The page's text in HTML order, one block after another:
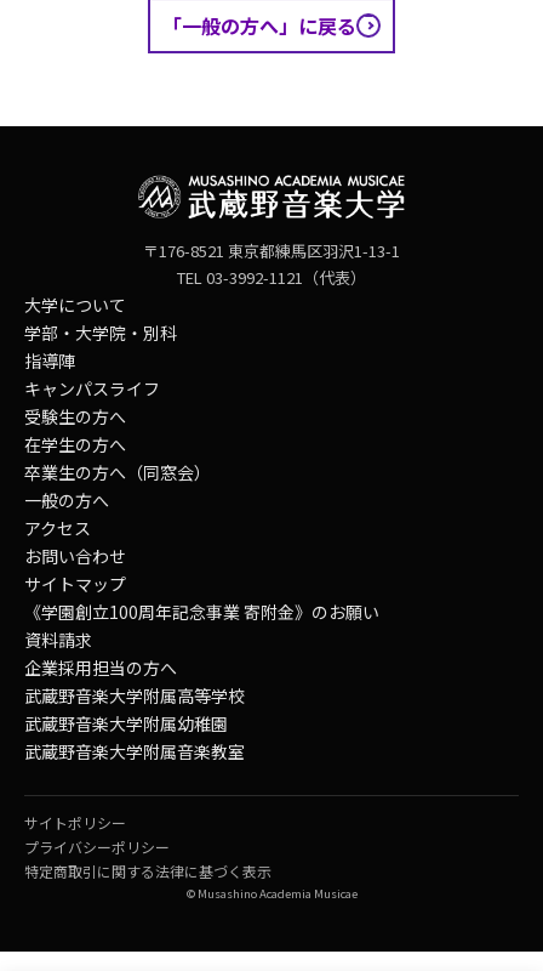
「一般の方へ」に戻る
〒176-8521 東京都練馬区羽沢1-13-1
TEL 03-3992-1121（代表）
大学について
学部・大学院・別科
指導陣
キャンパスライフ
受験生の方へ
在学生の方へ
卒業生の方へ（同窓会）
一般の方へ
アクセス
お問い合わせ
サイトマップ
《学園創立100周年記念事業 寄附金》のお願い
資料請求
企業採用担当の方へ
武蔵野音楽大学附属高等学校
武蔵野音楽大学附属幼稚園
武蔵野音楽大学附属音楽教室
© Musashino Academia Musicae
サイトポリシー
プライバシーポリシー
特定商取引に関する法律に基づく表示